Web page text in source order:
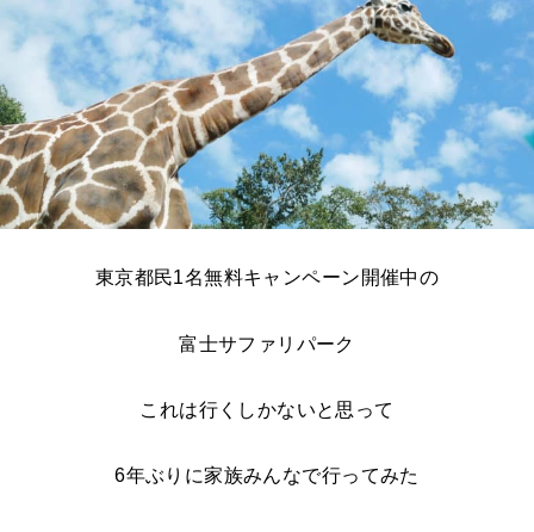
東京都民1名無料キャンペーン開催中の
富士サファリパーク
これは行くしかないと思って
6年ぶりに家族みんなで行ってみた